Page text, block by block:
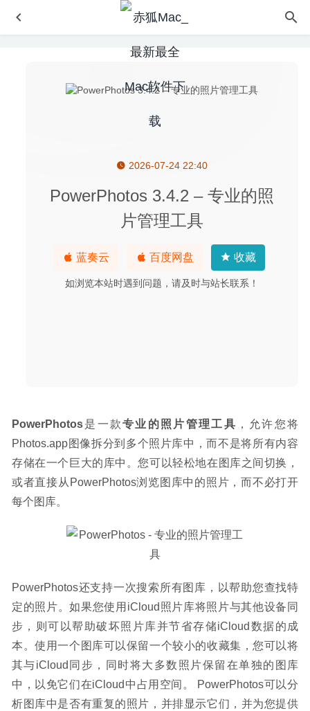
2026-07-24 22:40
PowerPhotos 3.4.2 – 专业的照
片管理工具
蓝奏云 百度网盘 收藏
如浏览本站时遇到问题，请及时与站长联系！
PowerPhotos是一款专业的照片管理工具 ，允许您将
Photos.app图像拆分到多个照片库中，而不是将所有内容
存储在一个巨大的库中。您可以轻松地在图库之间切换，
或者直接从PowerPhotos浏览图库中的照片，而不必打开
每个图库。
PowerPhotos还支持一次搜索所有图库，以帮助您查找特
定的照片。如果您使用iCloud照片库将照片与其他设备同
步，则可以帮助破坏照片库并节省存储iCloud数据的成
本。使用一个图库可以保留一个较小的收藏集，您可以将
其与iCloud同步，同时将大多数照片保留在单独的图库
中，以免它们在iCloud中占用空间。 PowerPhotos可以分
析图库中是否有重复的照片，并排显示它们，并为您提供
DiskCatalogMaker 9.2.6 中文版- 简单直观的磁盘管理工具
OmniGraffle Pro 7.14.1 for Mac中文版-强大的图示/图表/流
2020-03-25
Allavsoft Video Downloader Converter 3.22.6.7460 – 专业
的视频下载及转换工具
2020-06-07
GrandTotal 6.1.8 – 发票模板设计及管理工具 2020-08-07